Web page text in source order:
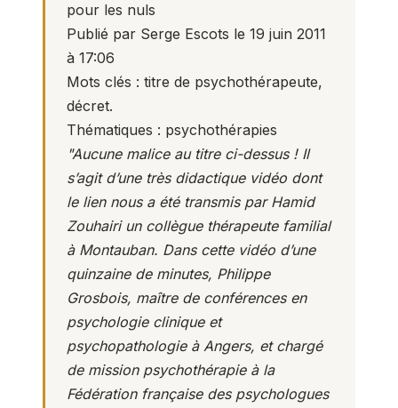
pour les nuls
Publié par Serge Escots le 19 juin 2011
à 17:06
Mots clés : titre de psychothérapeute,
décret.
Thématiques : psychothérapies
"Aucune malice au titre ci-dessus ! Il
s’agit d’une très didactique vidéo dont
le lien nous a été transmis par Hamid
Zouhairi un collègue thérapeute familial
à Montauban. Dans cette vidéo d’une
quinzaine de minutes, Philippe
Grosbois, maître de conférences en
psychologie clinique et
psychopathologie à Angers, et chargé
de mission psychothérapie à la
Fédération française des psychologues